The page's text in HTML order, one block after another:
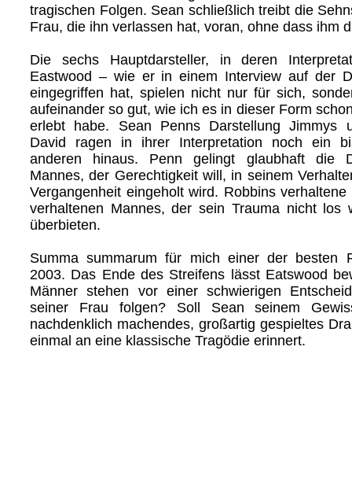
tragischen Folgen. Sean schließlich treibt die
Frau, die ihn verlassen hat, voran, ohne dass ihm
Die sechs Hauptdarsteller, in deren
Eastwood – wie er in einem Interview auf der
eingegriffen hat, spielen nicht nur für sich,
aufeinander so gut, wie ich es in dieser Form
erlebt habe. Sean Penns Darstellung Jimmys
David ragen in ihrer Interpretation noch ein
anderen hinaus. Penn gelingt glaubhaft die
Mannes, der Gerechtigkeit will, in seinem
Vergangenheit eingeholt wird. Robbins
verhaltenen Mannes, der sein Trauma nicht los
überbieten.
Summa summarum für mich einer der besten
2003. Das Ende des Streifens lässt Eatswood
Männer stehen vor einer schwierigen
seiner Frau folgen? Soll Sean seinem
nachdenklich machendes, großartig gespieltes
einmal an eine klassische Tragödie erinnert.